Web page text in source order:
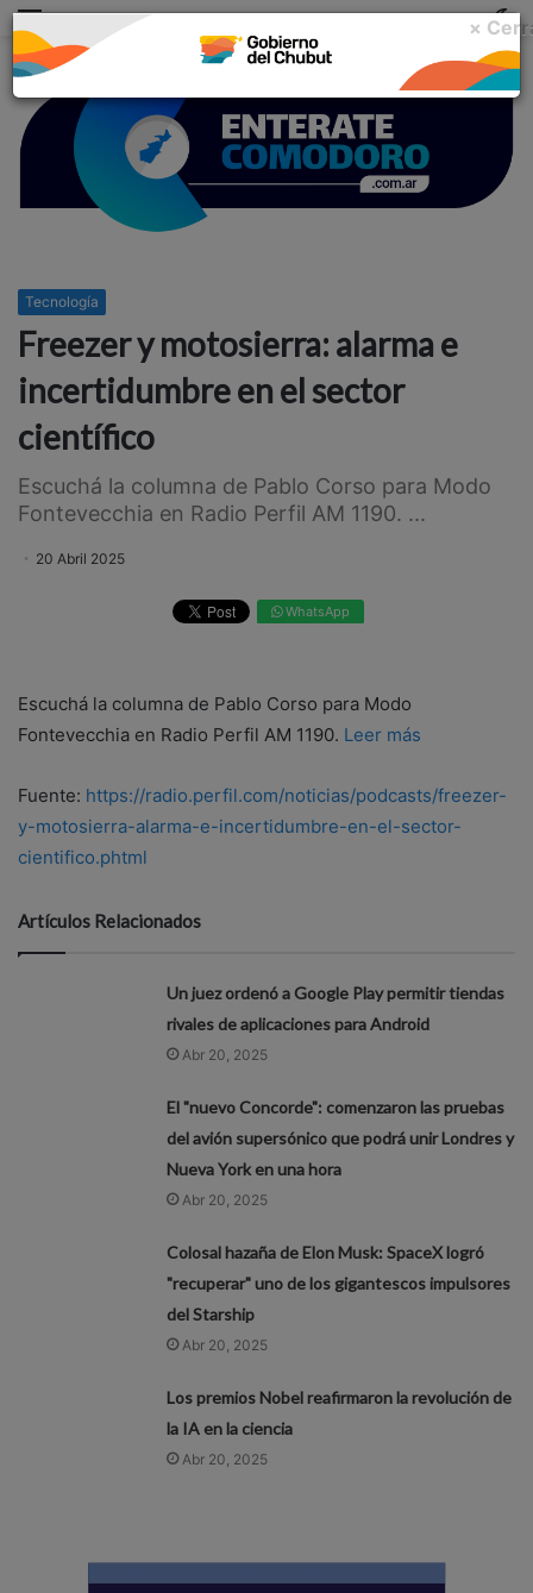
Menu
Tecnología
Freezer y motosierra: alarma e
incertidumbre en el sector
científico
Escuchá la columna de Pablo Corso para Modo
Fontevecchia en Radio Perfil AM 1190. ...
20 Abril 2025
WhatsApp
Escuchá la columna de Pablo Corso para Modo
Fontevecchia en Radio Perfil AM 1190. Leer más
Fuente: https://radio.perfil.com/noticias/podcasts/freezer-
y-motosierra-alarma-e-incertidumbre-en-el-sector-
cientifico.phtml
Artículos Relacionados
Un juez ordenó a Google Play permitir tiendas
rivales de aplicaciones para Android
Abr 20, 2025
El "nuevo Concorde": comenzaron las pruebas
del avión supersónico que podrá unir Londres y
Nueva York en una hora
Abr 20, 2025
Colosal hazaña de Elon Musk: SpaceX logró
"recuperar" uno de los gigantescos impulsores
del Starship
Abr 20, 2025
Los premios Nobel reafirmaron la revolución de
la IA en la ciencia
Abr 20, 2025
×